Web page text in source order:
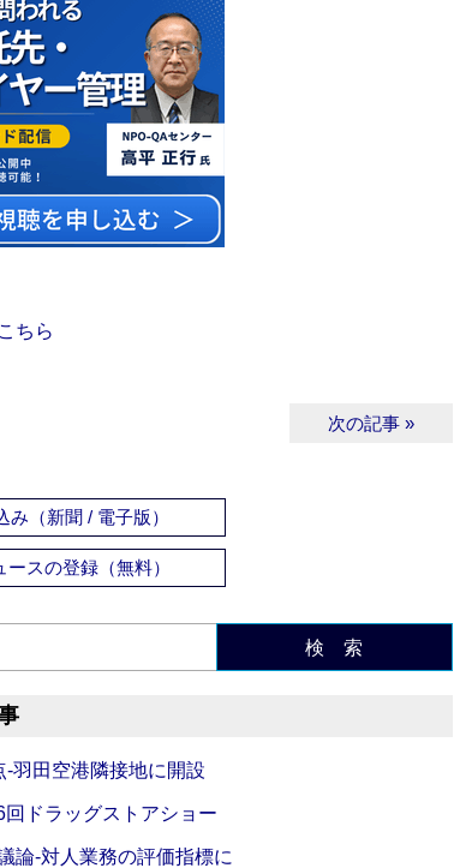
ちら
次の記事 »
み（新聞 / 電子版）
ースの登録（無料）
検 索
羽田空港隣接地に開設
回ドラッグストアショー
論‐対人業務の評価指標に